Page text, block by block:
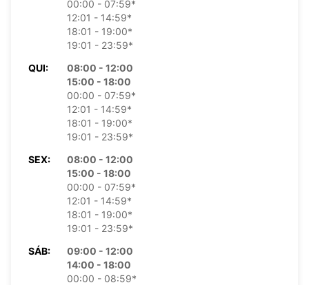
00:00 - 07:59*
12:01 - 14:59*
18:01 - 19:00*
19:01 - 23:59*
QUI:
08:00 - 12:00
15:00 - 18:00
00:00 - 07:59*
12:01 - 14:59*
18:01 - 19:00*
19:01 - 23:59*
SEX:
08:00 - 12:00
15:00 - 18:00
00:00 - 07:59*
12:01 - 14:59*
18:01 - 19:00*
19:01 - 23:59*
SÁB:
09:00 - 12:00
14:00 - 18:00
00:00 - 08:59*